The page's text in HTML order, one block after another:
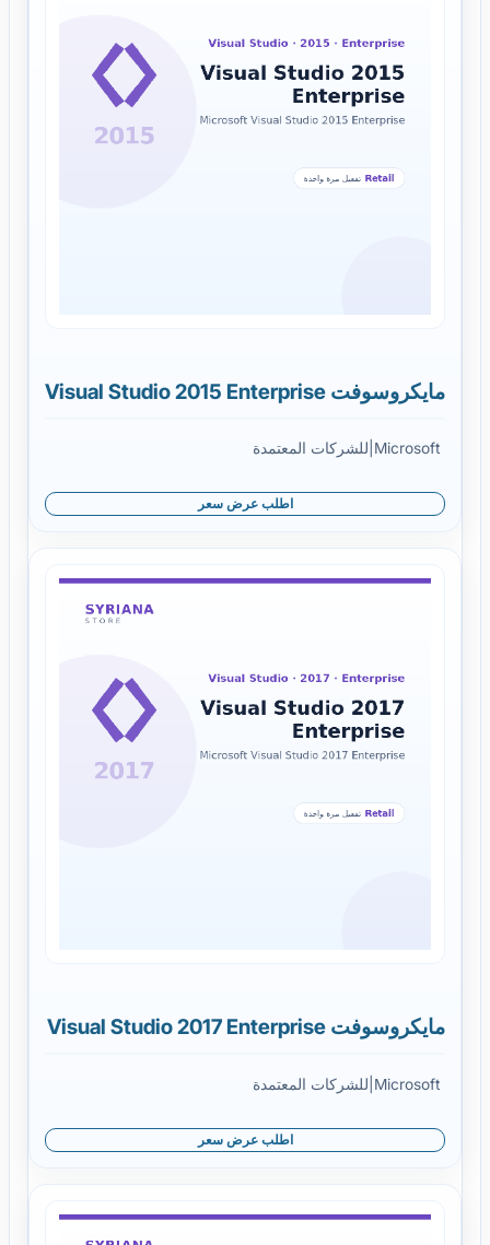
مايكروسوفت Visual Studio 2015 Enterprise
Microsoft للشركات المعتمدة
اطلب عرض سعر
مايكروسوفت Visual Studio 2017 Enterprise
Microsoft للشركات المعتمدة
اطلب عرض سعر